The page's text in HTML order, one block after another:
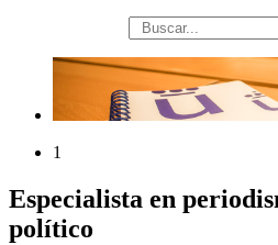
búsqueda
1
Especialista en
político